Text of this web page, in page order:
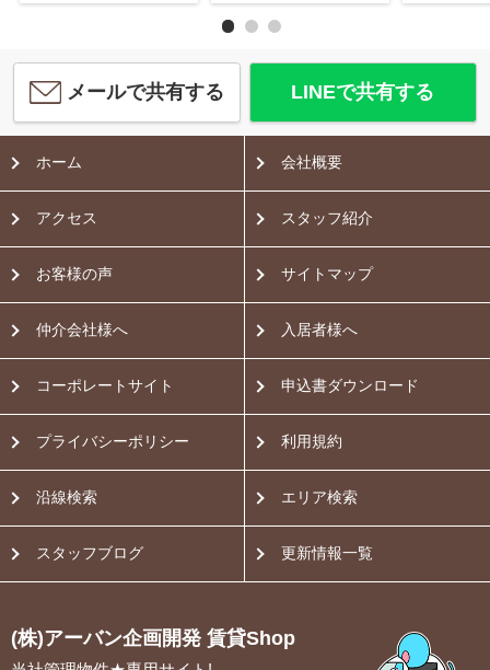
メールで共有する LINEで共有する
ホーム 会社概要
アクセス スタッフ紹介
お客様の声 サイトマップ
仲介会社様へ 入居者様へ
コーポレートサイト 申込書ダウンロード
プライバシーポリシー 利用規約
沿線検索 エリア検索
スタッフブログ 更新情報一覧
(株)アーバン企画開発 賃貸Shop